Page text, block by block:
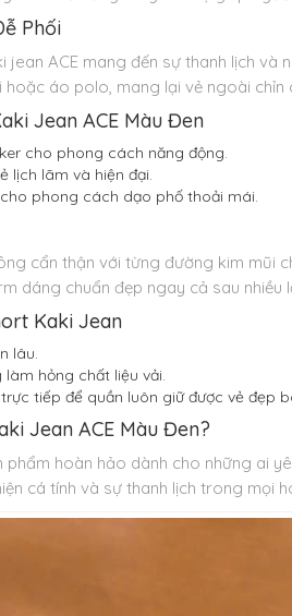
Phối
jean ACE mang đến sự thanh lịch
áo polo, mang lại vẻ ngoài chỉn
Jean ACE Màu Đen
cho phong cách năng động.
lịch lãm và hiện đại.
phong cách dạo phố thoải mái.
cẩn thận với từng đường kim mũi
dáng chuẩn đẹp ngay cả sau nhiều
Kaki Jean
lâu.
hỏng chất liệu vải.
tiếp để quần luôn giữ được vẻ đẹp
Jean ACE Màu Đen?
phẩm hoàn hảo dành cho những ai
cá tính và sự thanh lịch trong mọi